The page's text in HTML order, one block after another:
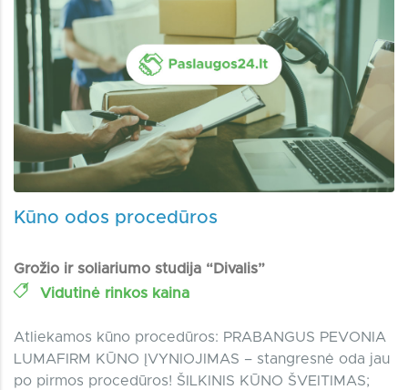
Kūno odos procedūros
Grožio ir soliariumo studija “Divalis”
Vidutinė rinkos kaina
Atliekamos kūno procedūros: PRABANGUS PEVONIA
LUMAFIRM KŪNO ĮVYNIOJIMAS – stangresnė oda jau
po pirmos procedūros! ŠILKINIS KŪNO ŠVEITIMAS;